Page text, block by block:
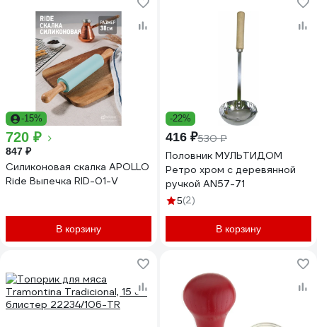
-15%
720 ₽
847 ₽
Силиконовая скалка APOLLO
Ride Выпечка RID-01-V
В корзину
-22%
416 ₽530 ₽
Половник МУЛЬТИДОМ
Ретро хром с деревянной
ручкой AN57-71
5(2)
В корзину